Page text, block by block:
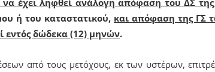
ή του καταστατικού, και απόφαση της ΓΣ
εντός δώδεκα (12) μηνών.
από τους μετόχους, εκ των υστέρων,